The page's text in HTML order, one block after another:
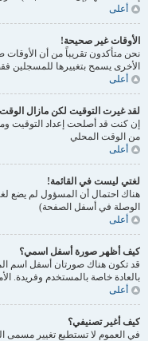
أعلى
الأوقات غير صحيحة!
نحن متأكدون تقريباً من أن
الأخرى يسمح بتغييرها
أعلى
لقد غيرت التوقيت لكن مازال
إن كنت قد أصلحت إعداد التوقيت
من الوقت المحلي
أعلى
لغتي ليست في القائمة!
الوصلة في أسفل الصفحة)
أعلى
كيف أظهر صورة أسفل اسمي؟
بالعادة خاصة بالمستخدم وفريدة.
أعلى
كيف أغير تصنيفي؟
في العموم لا تستطيع تغيير مسمى